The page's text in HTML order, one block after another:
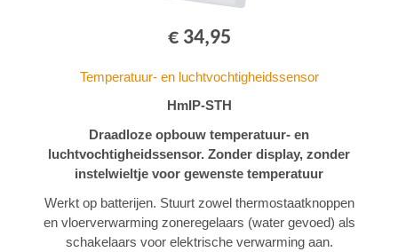
€ 34,95
Temperatuur- en luchtvochtigheidssensor
HmIP-STH
Draadloze opbouw temperatuur- en
luchtvochtigheidssensor. Zonder display, zonder
instelwieltje voor gewenste temperatuur
Werkt op batterijen. Stuurt zowel thermostaatknoppen
en vloerverwarming zoneregelaars (water gevoed) als
schakelaars voor elektrische verwarming aan.